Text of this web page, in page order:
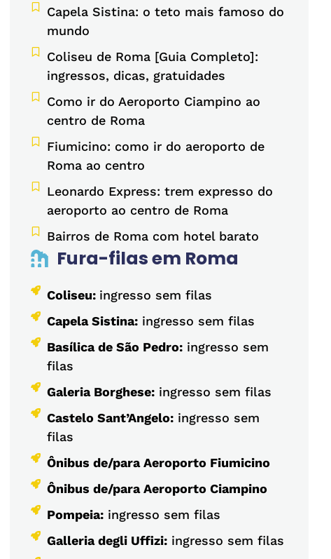
Capela Sistina: o teto mais famoso do
mundo
Coliseu de Roma [Guia Completo]:
ingressos, dicas, gratuidades
Como ir do Aeroporto Ciampino ao
centro de Roma
Fiumicino: como ir do aeroporto de
Roma ao centro
Leonardo Express: trem expresso do
aeroporto ao centro de Roma
Bairros de Roma com hotel barato
Fura-filas em Roma
Coliseu: ingresso sem filas
Capela Sistina:ingresso sem filas
Basílica de São Pedro:ingresso sem
filas
Galeria Borghese:ingresso sem filas
Castelo Sant’Angelo:ingresso sem
filas
Ônibus de/para Aeroporto Fiumicino
Ônibus de/para Aeroporto Ciampino
Pompeia:ingresso sem filas
Galleria degli Uffizi:ingresso sem filas